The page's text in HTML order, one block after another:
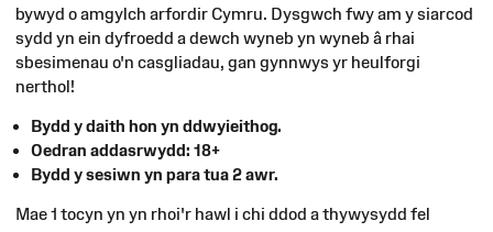
bywyd o amgylch arfordir Cymru. Dysgwch fwy am y siarcod
sydd yn ein dyfroedd a dewch wyneb yn wyneb â rhai
sbesimenau o'n casgliadau, gan gynnwys yr heulforgi
nerthol!
Bydd y daith hon yn ddwyieithog.
Oedran addasrwydd: 18+
Bydd y sesiwn yn para tua 2 awr.
Mae 1 tocyn yn yn rhoi'r hawl i chi ddod a thywysydd fel